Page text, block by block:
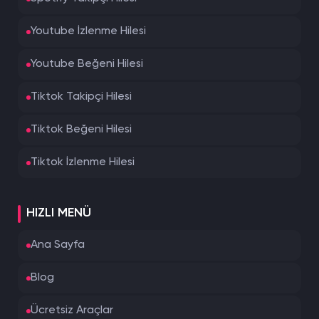
Youtube İzlenme Hilesi
Youtube Beğeni Hilesi
Tiktok Takipçi Hilesi
Tiktok Beğeni Hilesi
Tiktok İzlenme Hilesi
HIZLI MENÜ
Ana Sayfa
Blog
Ücretsiz Araçlar